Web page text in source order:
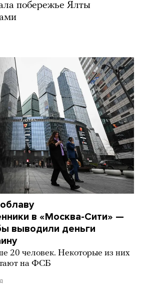
побережье Ялты
в «Москва-Сити» —
выводили деньги
20 человек. Некоторые из них
на ФСБ